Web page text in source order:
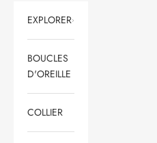
EXPLORER
BOUCLES
D'OREILLE
COLLIER